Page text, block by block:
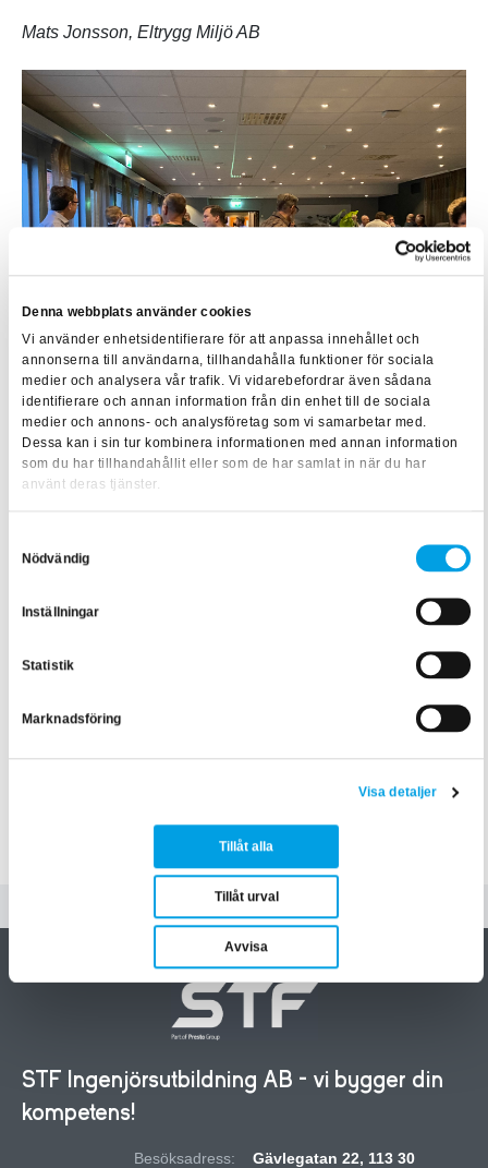
Denna webbplats använder cookies
Vi använder enhetsidentifierare för att anpassa innehållet och
annonserna till användarna, tillhandahålla funktioner för sociala
medier och analysera vår trafik. Vi vidarebefordrar även sådana
identifierare och annan information från din enhet till de sociala
medier och annons- och analysföretag som vi samarbetar med.
Dessa kan i sin tur kombinera informationen med annan information
som du har tillhandahållit eller som de har samlat in när du har
använt deras tjänster.
Nödvändig
Inställningar
Statistik
Marknadsföring
Visa detaljer
Tillåt alla
Tillåt urval
Avvisa
Mats Jonsson, Eltrygg Miljö AB
STF Ingenjörsutbildning AB - vi bygger din
kompetens!
Besöksadress:
Gävlegatan 22, 113 30